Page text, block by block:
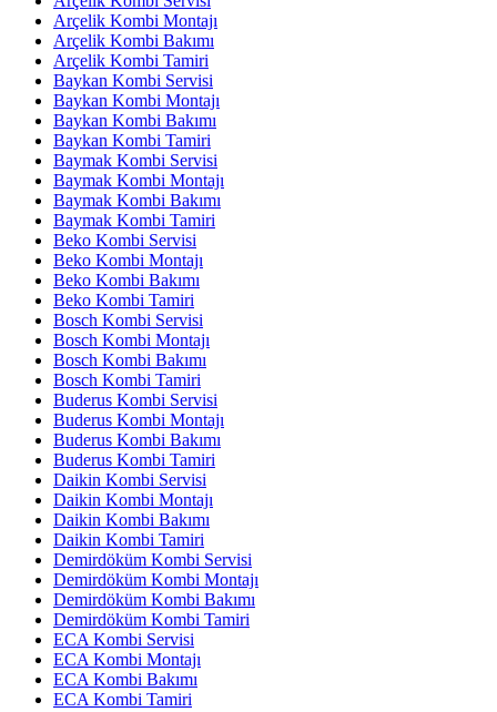
Arçelik Kombi Montajı
Arçelik Kombi Bakımı
Arçelik Kombi Tamiri
Baykan Kombi Servisi
Baykan Kombi Montajı
Baykan Kombi Bakımı
Baykan Kombi Tamiri
Baymak Kombi Servisi
Baymak Kombi Montajı
Baymak Kombi Bakımı
Baymak Kombi Tamiri
Beko Kombi Servisi
Beko Kombi Montajı
Beko Kombi Bakımı
Beko Kombi Tamiri
Bosch Kombi Servisi
Bosch Kombi Montajı
Bosch Kombi Bakımı
Bosch Kombi Tamiri
Buderus Kombi Servisi
Buderus Kombi Montajı
Buderus Kombi Bakımı
Buderus Kombi Tamiri
Daikin Kombi Servisi
Daikin Kombi Montajı
Daikin Kombi Bakımı
Daikin Kombi Tamiri
Demirdöküm Kombi Servisi
Demirdöküm Kombi Montajı
Demirdöküm Kombi Bakımı
Demirdöküm Kombi Tamiri
ECA Kombi Servisi
ECA Kombi Montajı
ECA Kombi Bakımı
ECA Kombi Tamiri